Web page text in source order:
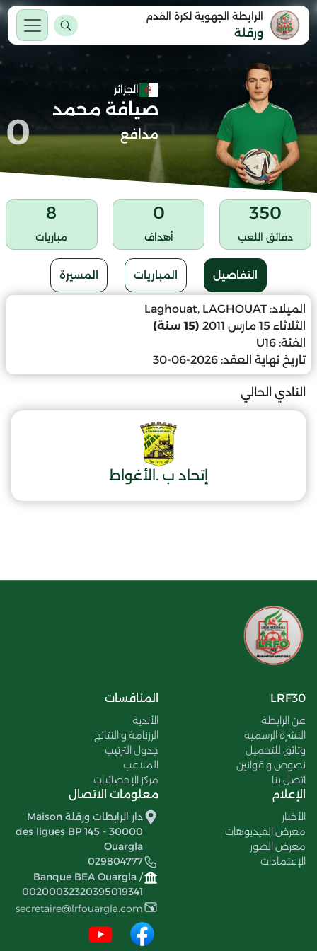
الرابطة الجهوية لكرة القدم
ورقلة
الجزائر
صيافة محمد
مدافع 0
350
دقائق اللعب
0
أهداف
8
مباريات
التفاصيل المباريات المسيرة
الميلاد: Laghouat, LAGHOUAT
الثلاثاء 15 مارس 2011
(15 سنة)
الفئة: U16
تاريخ نهاية العقد: 2026-06-30
النادي الحالي
إتحاد ب .الأغواط
LRF30
عن الرابطة
النشرة الرسمية
وثائق للتحميل
نصوص و قوانين
اتصل بنا
المنافسات
الأندية
الرزنامة و النتائج
جدول الترتيب
الملاعب
مركز الإحصائيات
الإعلام
الأخبار
معرض الفيديوهات
معرض الصور
الإعتمادات
معلومات الاتصال
دار الرابطات ورقلة Maison
des ligues BP 145 - 30000
Ouargla
029804777
Banque BEA Ouargla /
00200032320395019341
secretaire@lrfouargla.com